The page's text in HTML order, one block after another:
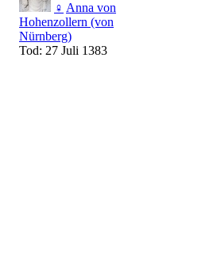
♀ Anna von
Hohenzollern (von
Nürnberg)
Tod: 27 Juli 1383